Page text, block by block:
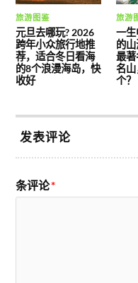
旅游图鉴
元旦去哪玩? 2026
跨年小众旅行地推
荐，适合冬日看海
的8个浪漫海岛，快
收好
旅游
一生
的
最
名山
个？
发表评论
条评论*